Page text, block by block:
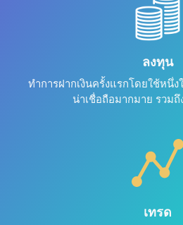
ลงทุน
ทำการฝากเงินครั้งแรกโดยใช้หนึ่
น่าเชื่อถือมากมาย รวมถึ
เทรด